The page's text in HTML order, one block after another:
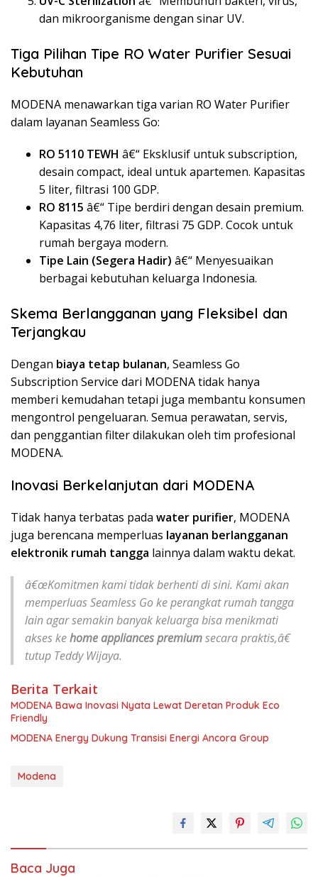
dan mikroorganisme dengan sinar UV.
Tiga Pilihan Tipe RO Water Purifier Sesuai
Kebutuhan
MODENA menawarkan tiga varian RO Water Purifier
dalam layanan Seamless Go:
RO 5110 TEWH â€“ Eksklusif untuk subscription,
desain compact, ideal untuk apartemen. Kapasitas
5 liter, filtrasi 100 GDP.
RO 8115 â€“ Tipe berdiri dengan desain premium.
Kapasitas 4,76 liter, filtrasi 75 GDP. Cocok untuk
rumah bergaya modern.
Tipe Lain (Segera Hadir) â€“ Menyesuaikan
berbagai kebutuhan keluarga Indonesia.
Skema Berlangganan yang Fleksibel dan
Terjangkau
Dengan biaya tetap bulanan, Seamless Go
Subscription Service dari MODENA tidak hanya
memberi kemudahan tetapi juga membantu konsumen
mengontrol pengeluaran. Semua perawatan, servis,
dan penggantian filter dilakukan oleh tim profesional
MODENA.
Inovasi Berkelanjutan dari MODENA
Tidak hanya terbatas pada water purifier, MODENA
juga berencana memperluas layanan berlangganan
elektronik rumah tangga lainnya dalam waktu dekat.
â€œKomitmen kami tidak berhenti di sini. Kami akan
memperluas Seamless Go ke perangkat rumah tangga
lain agar semakin banyak keluarga bisa menikmati
akses kehome appliances premiumsecara praktis,â€
tutup Teddy Wijaya.
Berita Terkait
MODENA Bawa Inovasi Nyata Lewat Deretan Produk Eco
Friendly
MODENA Energy Dukung Transisi Energi Ancora Group
Modena
Baca Juga